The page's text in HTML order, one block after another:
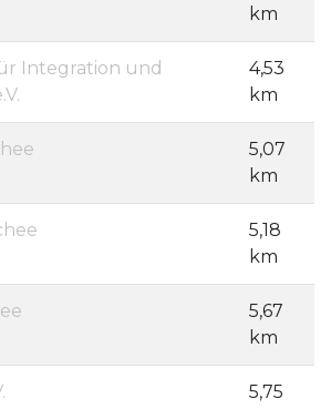
km
Integration und
4,53
km
5,07
km
5,18
km
5,67
km
5,75